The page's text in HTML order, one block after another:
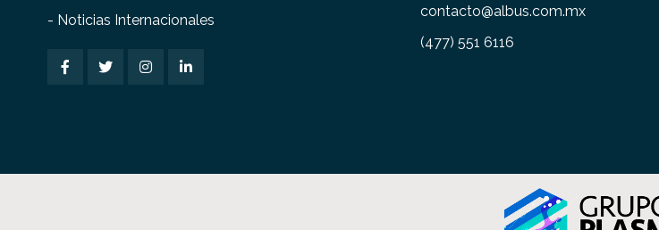
- Noticias Internacionales
contacto@albus.com.mx
(477) 551 6116